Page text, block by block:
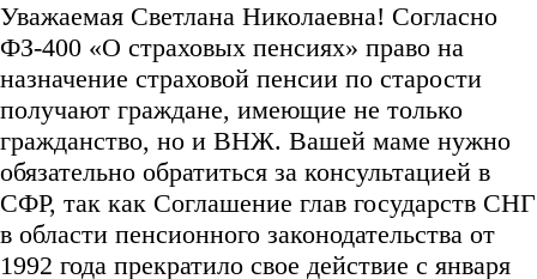
Уважаемая Светлана Николаевна! Согласно
ФЗ-400 «О страховых пенсиях» право на
назначение страховой пенсии по старости
получают граждане, имеющие не только
гражданство, но и ВНЖ. Вашей маме нужно
обязательно обратиться за консультацией в
СФР, так как Соглашение глав государств СНГ
в области пенсионного законодательства от
1992 года прекратило свое действие с января